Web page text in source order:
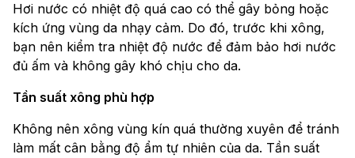
Hơi nước có nhiệt độ quá cao có thể gây bỏng hoặc
kích ứng vùng da nhạy cảm. Do đó, trước khi xông,
bạn nên kiểm tra nhiệt độ nước để đảm bảo hơi nước
đủ ấm và không gây khó chịu cho da.
Tần suất xông phù hợp
Không nên xông vùng kín quá thường xuyên để tránh
làm mất cân bằng độ ẩm tự nhiên của da. Tần suất